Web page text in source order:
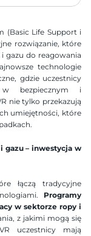
(Basic Life Support i
rozwiązanie, które
gazu do reagowania
technologie
gdzie uczestnicy
bezpiecznym i
nie tylko przekazują
umiejętności, które
gazu – inwestycja w
łączą tradycyjne
Programy
w sektorze ropy i
z jakimi mogą się
uczestnicy mają